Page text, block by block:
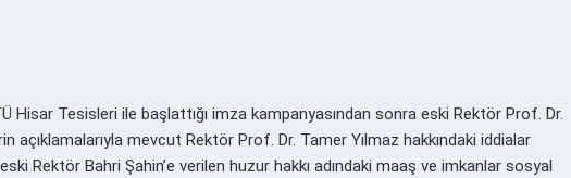
Hisar Tesisleri ile başlattığı imza kampanyasından sonra eski Rektör Prof. Dr.
açıklamalarıyla mevcut Rektör Prof. Dr. Tamer Yılmaz hakkındaki iddialar
Rektör Bahri Şahin’e verilen huzur hakkı adındaki maaş ve imkanlar sosyal